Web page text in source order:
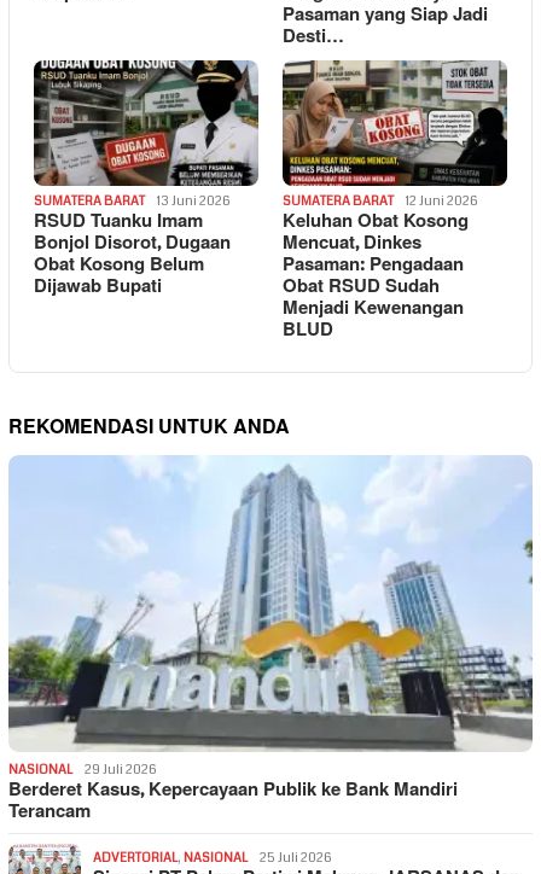
Pasaman yang Siap Jadi
Desti…
SUMATERA BARAT 13 Juni 2026
RSUD Tuanku Imam
Bonjol Disorot, Dugaan
Obat Kosong Belum
Dijawab Bupati
SUMATERA BARAT 12 Juni 2026
Keluhan Obat Kosong
Mencuat, Dinkes
Pasaman: Pengadaan
Obat RSUD Sudah
Menjadi Kewenangan
BLUD
REKOMENDASI UNTUK ANDA
NASIONAL 29 Juli 2026
Berderet Kasus, Kepercayaan Publik ke Bank Mandiri
Terancam
ADVERTORIAL, NASIONAL 25 Juli 2026